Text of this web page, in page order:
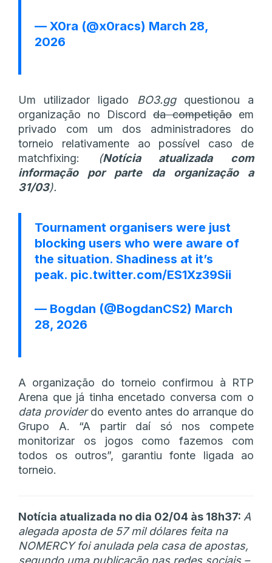
— X0ra (@x0racs) March 28,
2026
Um utilizador ligado BO3.ggquestionou a
organização no Discord da competição em
privado com um dos administradores do
torneio relativamente ao possível caso de
matchfixing:
(Notícia atualizada com
informação por parte da organização a
31/03).
Tournament organisers were just
blocking users who were aware of
the situation. Shadiness at it’s
peak. pic.twitter.com/ES1Xz39Sii
— Bogdan (@BogdanCS2) March
28, 2026
A organização do torneio confirmou à RTP
Arena que já tinha encetado conversa com o
data providerdo evento antes do arranque do
Grupo A. “A partir daí só nos compete
monitorizar os jogos como fazemos com
todos os outros”, garantiu fonte ligada ao
torneio.
Notícia atualizada no dia 02/04 às 18h37: A
alegada aposta de 57 mil dólares feita na
NOMERCY foi anulada pela casa de apostas,
segundo uma publicação nas redes sociais –